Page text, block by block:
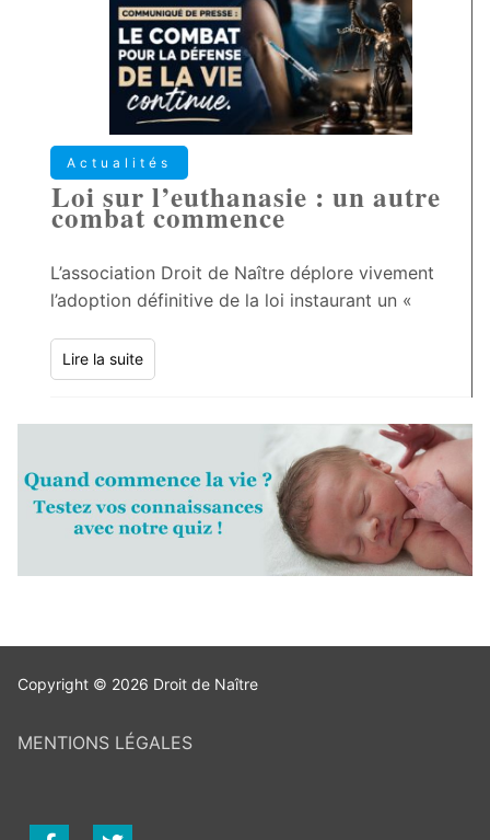
Actualités
Loi sur l’euthanasie : un autre
combat commence
L’association Droit de Naître déplore vivement
l’adoption définitive de la loi instaurant un «
Lire la suite
Copyright © 2026 Droit de Naître
MENTIONS LÉGALES